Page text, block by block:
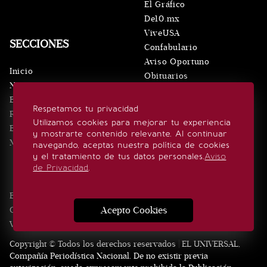
Respetamos tu privacidad
Utilizamos cookies para mejorar tu experiencia
y mostrarte contenido relevante. Al continuar
navegando, aceptas nuestra política de cookies
y el tratamiento de tus datos personales.Aviso
de Privacidad.
Acepto Cookies
SECCIONES
Inicio
Noticias
Eventos
Realeza
Estilo de vida
Minuto x Minuto
El Gráfico
De10.mx
ViveUSA
Confabulario
Aviso Oportuno
Obituarios
SÍGUENOS
Edición Impresa
Contacto
Eventos Publicidad
Videos
Aviso Privacidad
Consultas
Copyright © Todos los derechos reservados | EL UNIVERSAL,
Compañía Periodística Nacional. De no existir previa